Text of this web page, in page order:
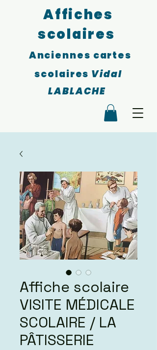
Affiches
scolaires
Anciennes cartes
scolaires Vidal
LABLACHE
Affiche scolaire
VISITE MÉDICALE
SCOLAIRE / LA
PÂTISSERIE